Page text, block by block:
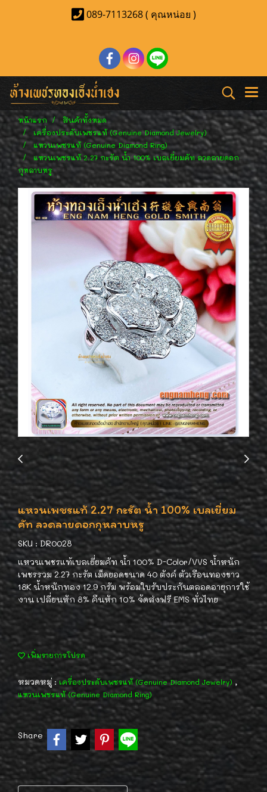
089-7113268 ( คุณหน่อย )
หน้าแรก
สินค้าทั้งหมด
เครื่องประดับเพชรแท้ (Genuine Diamond Jewelry)
แหวนเพชรแท้ (Genuine Diamond Ring)
แหวนเพชรแท้ 2.27 กะรัต น้ำ 100% เบลเยี่ยมคัท ลวดลายดอก
กุหลาบหรู
แหวนเพชรแท้ 2.27 กะรัต น้ำ 100% เบลเยี่ยม
คัท ลวดลายดอกกุหลาบหรู
SKU : DR0028
แหวนเพชรแท้เบลเยี่ยมคัท น้ำ 100% D-Color/VVS น้ำหนัก
เพชรรวม 2.27 กะรัต เม็ดยอดขนาด 40 ตังค์ ตัวเรือนทองขาว
18K น้ำหนักทอง 12.9 กรัม พร้อมใบรับประกันตลอดอายุการใช้
งาน เปลี่ยนหัก 8% คืนหัก 10% จัดส่งฟรี EMS ทั่วไทย
เพิ่มรายการโปรด
หมวดหมู่ :เครื่องประดับเพชรแท้ (Genuine Diamond Jewelry) ,
แหวนเพชรแท้ (Genuine Diamond Ring)
Share